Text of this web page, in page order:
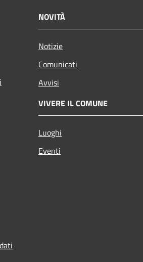
NOVITÀ
Notizie
Comunicati
Avvisi
VIVERE IL COMUNE
Luoghi
Eventi